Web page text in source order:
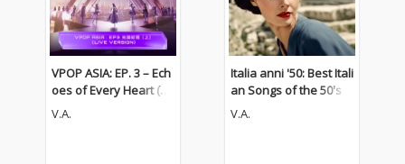
VPOP ASIA: EP. 3 – Ech
oes of Every Heart (Pt.
1) [LIVE VERSION]
V.A.
Italia anni '50: Best Itali
an Songs of the 50's
V.A.